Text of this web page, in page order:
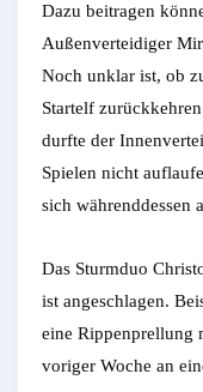
Dazu beitragen
Außenverteidiger
Noch unklar ist, ob
Startelf
durfte der
Spielen nicht
sich währenddessen
Das Sturmduo
ist angeschlagen.
eine Rippenprellung
voriger Woche an